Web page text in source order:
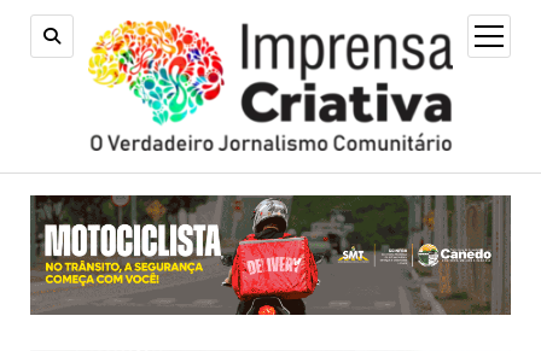
open
menu